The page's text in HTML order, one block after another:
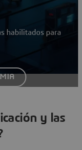
habilitados para
y las